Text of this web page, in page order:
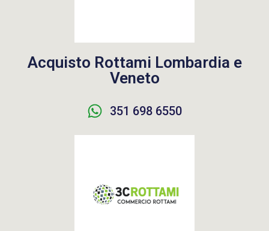
Acquisto Rottami Lombardia e
Veneto
351 698 6550